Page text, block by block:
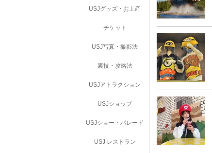
USJグッズ・お土産
チケット
USJ写真・撮影法
裏技・攻略法
USJアトラクション
USJショップ
USJショー・パレード
USJ レストラン